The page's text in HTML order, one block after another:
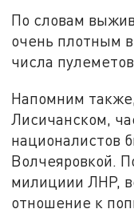
По словам
очень плотным
числа
Напомним
Лисичанском,
националистов
Волчеяровкой.
милициии ЛНР,
отношение к